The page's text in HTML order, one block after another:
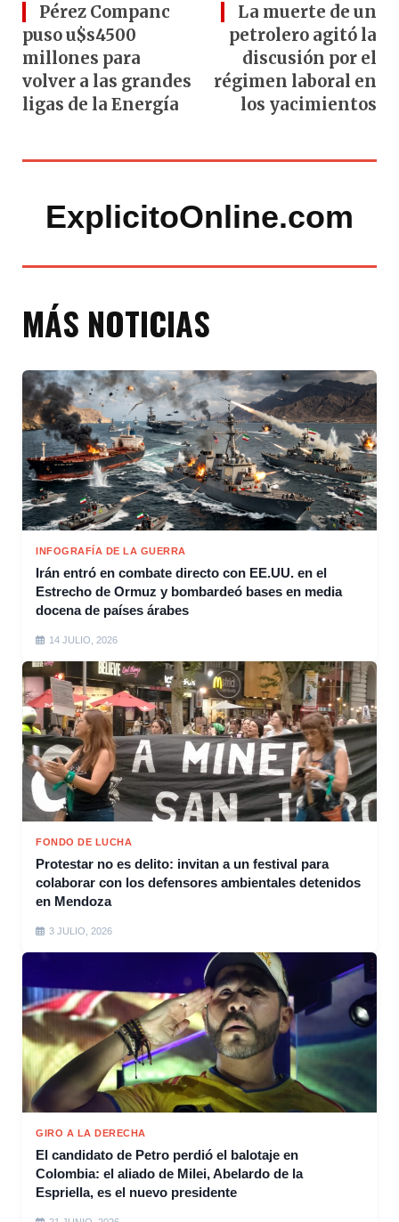
Pérez Companc
puso u$s4500
millones para
volver a las grandes
ligas de la Energía
La muerte de un
petrolero agitó la
discusión por el
régimen laboral en
los yacimientos
ExplicitoOnline.com
MÁS NOTICIAS
INFOGRAFÍA DE LA GUERRA
Irán entró en combate directo con EE.UU. en el
Estrecho de Ormuz y bombardeó bases en media
docena de países árabes
14 JULIO, 2026
FONDO DE LUCHA
Protestar no es delito: invitan a un festival para
colaborar con los defensores ambientales detenidos
en Mendoza
3 JULIO, 2026
GIRO A LA DERECHA
El candidato de Petro perdió el balotaje en
Colombia: el aliado de Milei, Abelardo de la
Espriella, es el nuevo presidente